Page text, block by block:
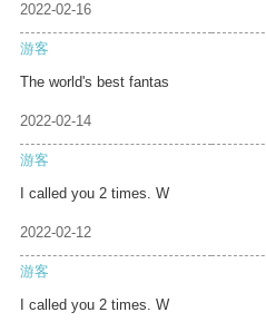
2022-02-16
游客
The world's best fantas
2022-02-14
游客
I called you 2 times. W
2022-02-12
游客
I called you 2 times. W